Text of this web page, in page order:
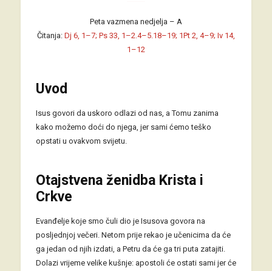
Peta vazmena nedjelja – A
Čitanja: Dj 6, 1–7; Ps 33, 1–2.4–5.18–19; 1Pt 2, 4–9; Iv 14,
1–12
Uvod
Isus govori da uskoro odlazi od nas, a Tomu zanima
kako možemo doći do njega, jer sami ćemo teško
opstati u ovakvom svijetu.
Otajstvena ženidba Krista i
Crkve
Evanđelje koje smo čuli dio je Isusova govora na
posljednjoj večeri. Netom prije rekao je učenicima da će
ga jedan od njih izdati, a Petru da će ga tri puta zatajiti.
Dolazi vrijeme velike kušnje: apostoli će ostati sami jer će